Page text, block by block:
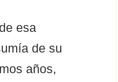
esa
de su
años,